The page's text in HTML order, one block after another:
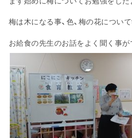
梅は木になる事、色、梅の花につい
お給食の先生のお話をよく聞く事が